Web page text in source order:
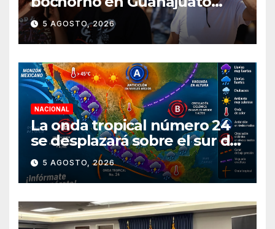
durante agosto
5 AGOSTO, 2026
NACIONAL
La onda tropical número 24
se desplazará sobre el sur del
territorio nacional
5 AGOSTO, 2026